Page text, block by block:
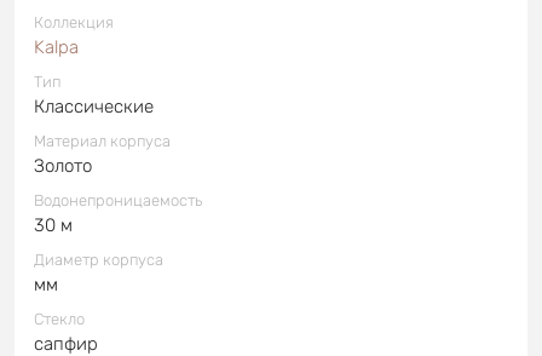
Коллекция
Kalpa
Тип
Классические
Материал корпуса
Золото
Водонепроницаемость
30 м
Диаметр корпуса
мм
Стекло
сапфир